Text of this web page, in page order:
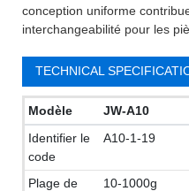
conception uniforme
interchangeabilité pour les
TECHNICAL
Modèle JW-A10
Identifier le
code
A10-1-19
Plage de
10-1000g